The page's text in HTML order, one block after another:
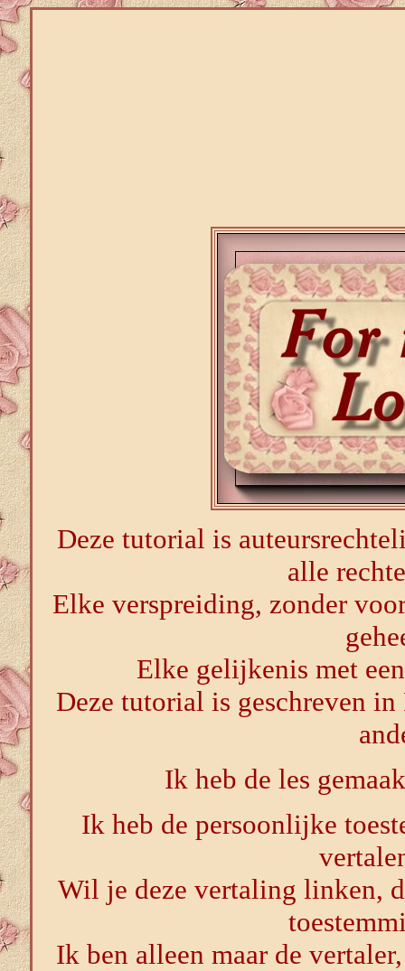
Deze tutorial is
alle
Elke verspreiding, zonder
Elke gelijkenis met
Deze tutorial is geschreven
Ik heb de les
Ik heb de persoonlijke
Wil je deze vertaling linken,
Ik ben alleen maar de